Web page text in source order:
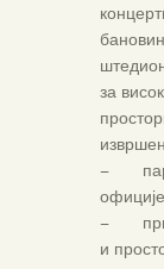
за
–
– први
и